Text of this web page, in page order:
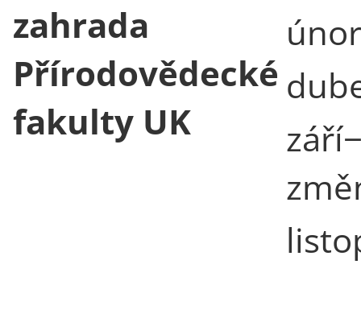
zahrada
Přírodovědecké
fakulty UK